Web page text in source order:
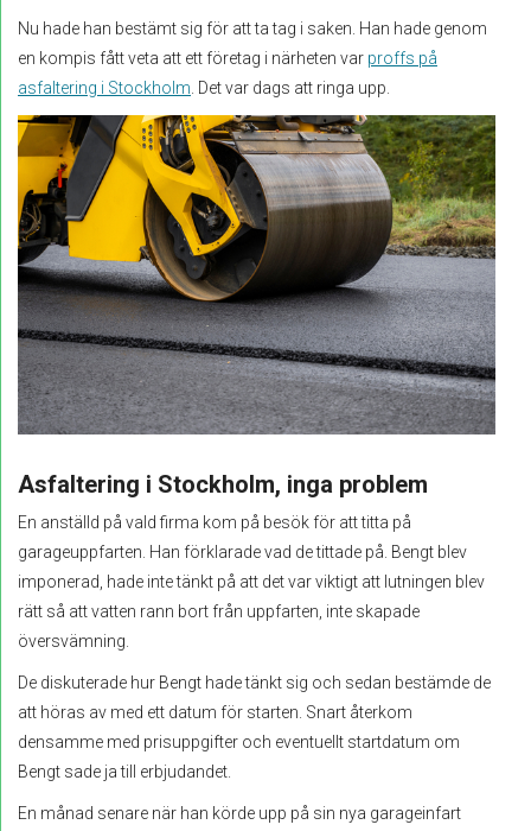
Nu hade han bestämt sig för att ta tag i saken. Han hade genom
en kompis fått veta att ett företag i närheten var proffs på
asfaltering i Stockholm . Det var dags att ringa upp.
Asfaltering i Stockholm, inga problem
En anställd på vald firma kom på besök för att titta på
garageuppfarten. Han förklarade vad de tittade på. Bengt blev
imponerad, hade inte tänkt på att det var viktigt att lutningen blev
rätt så att vatten rann bort från uppfarten, inte skapade
översvämning.
De diskuterade hur Bengt hade tänkt sig och sedan bestämde de
att höras av med ett datum för starten. Snart återkom
densamme med prisuppgifter och eventuellt startdatum om
Bengt sade ja till erbjudandet.
En månad senare när han körde upp på sin nya garageinfart